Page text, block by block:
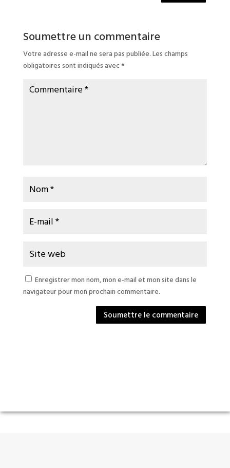
Soumettre un commentaire
Votre adresse e-mail ne sera pas publiée. Les champs
obligatoires sont indiqués avec *
Enregistrer mon nom, mon e-mail et mon site dans le
navigateur pour mon prochain commentaire.
Soumettre le commentaire